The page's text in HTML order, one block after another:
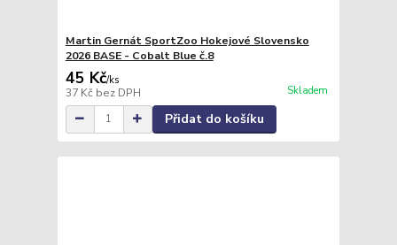
Martin Gernát SportZoo Hokejové Slovensko
2026 BASE - Cobalt Blue č.8
45 Kč/ks
37 Kč bez DPH Skladem
Přidat do košíku